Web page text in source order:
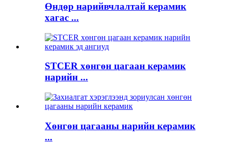
Өндөр нарийвчлалтай керамик
хагас ...
STCER хөнгөн цагаан керамик
нарийн ...
Хөнгөн цагааны нарийн керамик
...